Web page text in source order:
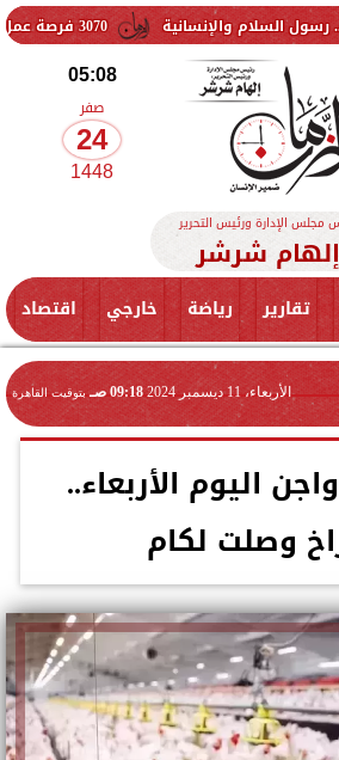
3070 فرصة عمل جديدة بالقطاع الخاص.. وظائف برواتب تصل إلى 9500 جنيه
05:08
صفر
24
1448
مجلس الإدارة ورئيس التحرير
إلهام شرشر
تقارير رياضة خارجي اقتصاد
الأربعاء، 11 ديسمبر 2024 09:18 صـ بتوقيت القاهرة
اليوم الأربعاء..
وصلت لكام